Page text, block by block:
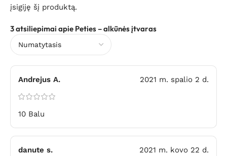
3 atsiliepimai apie Peties – alkūnės įtvaras
Andrejus A. 2021 m. spalio 2 d.
10 Balu
danute s. 2021 m. kovo 22 d.
įsigiję šį produktą.